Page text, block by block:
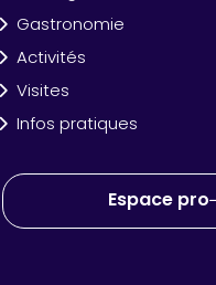
Gastronomie
Activités
Visites
Infos pratiques
Espace pro